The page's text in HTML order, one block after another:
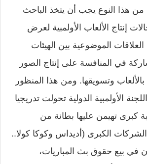
من هذا النوع يجب أن يتخذ الباحث
إنتاج الألعاب الأولمبية لعرض
الموضوعية بين الهيئات
في المنافسة على إنتاج الصور
وتسويقها. ومن هذا المنظور
الأولمبية الدولية تحولت تدريجيا
كبرى تهيمن عليها بطانة من
الكبرى (أديداس وكوكا كولا..
في بيع حقوق بث المباريات،